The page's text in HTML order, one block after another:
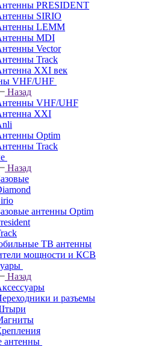
PRESIDENT
SIRIO
LEMM
MDI
Vector
Track
XXI век
VHF/UHF
Назад
VHF/UHF
XXI
Optim
Track
Назад
антенны Optim
ТВ антенны
мощности и КСВ
Назад
и разъемы
антенны